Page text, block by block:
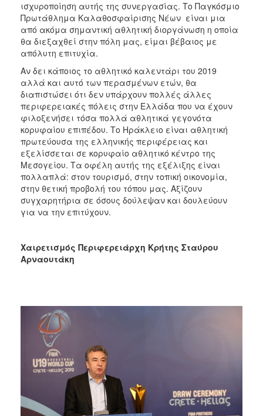
ισχυροποίηση αυτής της συνεργασίας. Το Παγκόσμιο
Πρωτάθλημα Καλαθοσφαίρισης Νέων είναι μια
από ακόμα σημαντική αθλητική διοργάνωση η οποία
θα διεξαχθεί στην πόλη μας, είμαι βέβαιος με
απόλυτη επιτυχία.
Αν δει κάποιος το αθλητικό καλεντάρι του 2019
αλλά και αυτό των περασμένων ετών, θα
διαπιστώσει ότι δεν υπάρχουν πολλές άλλες
περιφερειακές πόλεις στην Ελλάδα που να έχουν
φιλοξενήσει τόσα πολλά αθλητικά γεγονότα
κορυφαίου επιπέδου. Το Ηράκλειο είναι αθλητική
πρωτεύουσα της ελληνικής περιφέρειας και
εξελίσσεται σε κορυφαίο αθλητικό κέντρο της
Μεσογείου. Τα οφέλη αυτής της εξέλιξης είναι
πολλαπλά: στον τουρισμό, στην τοπική οικονομία,
στην θετική προβολή του τόπου μας. Αξίζουν
συγχαρητήρια σε όσους δούλεψαν και δουλεύουν
για να την επιτύχουν.
Χαιρετισμός Περιφερειάρχη Κρήτης Σταύρου
Αρναουτάκη